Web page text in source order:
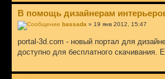
В помощь дизайнерам
bassada » 19 янв 2012, 15:47
portal-3d.com - новый портал для
доступно для бесплатного скачивания.